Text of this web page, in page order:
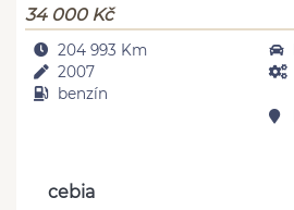
34 000 Kč
204 993 Km
2007
benzín
cebia